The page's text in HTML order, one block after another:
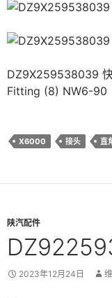
DZ9X259538039
Fitting (8) NW6-90
X6000 接头 直
陕汽配件
2023年12月24日